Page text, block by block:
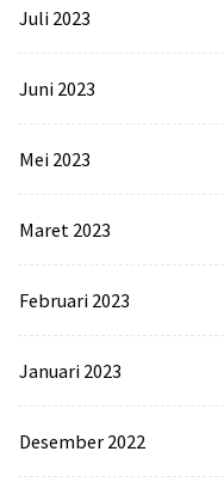
Juli 2023
Juni 2023
Mei 2023
Maret 2023
Februari 2023
Januari 2023
Desember 2022